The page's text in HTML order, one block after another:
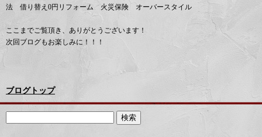
法 借り替え0円リフォーム 火災保険 オーバースタイル
ここまでご覧頂き、ありがとうございます！
次回ブログもお楽しみに！！！
ブログトップ